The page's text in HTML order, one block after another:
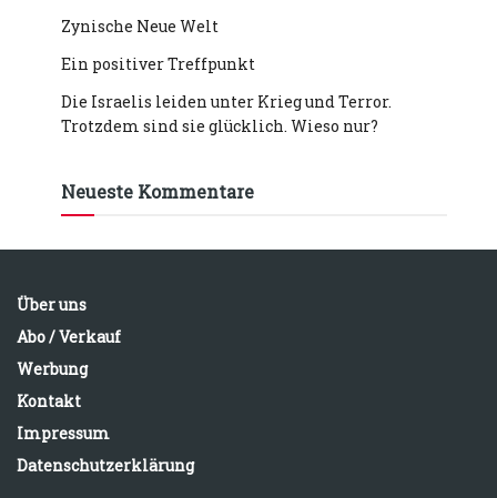
Zynische Neue Welt
Ein positiver Treffpunkt
Die Israelis leiden unter Krieg und Terror.
Trotzdem sind sie glücklich. Wieso nur?
Neueste Kommentare
Über uns
Abo / Verkauf
Werbung
Kontakt
Impressum
Datenschutzerklärung